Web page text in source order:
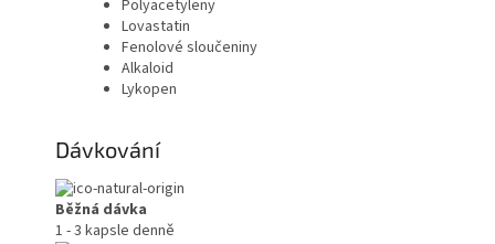
Polyacetyleny
Lovastatin
Fenolové sloučeniny
Alkaloid
Lykopen
Dávkování
Běžná dávka
1 - 3 kapsle denně